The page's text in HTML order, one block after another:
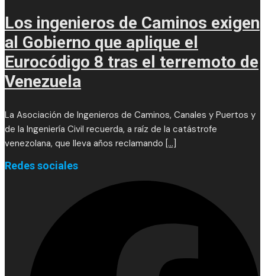
Los ingenieros de Caminos exigen
al Gobierno que aplique el
Eurocódigo 8 tras el terremoto de
Venezuela
La Asociación de Ingenieros de Caminos, Canales y Puertos y
de la Ingeniería Civil recuerda, a raíz de la catástrofe
venezolana, que lleva años reclamando [...]
Redes sociales